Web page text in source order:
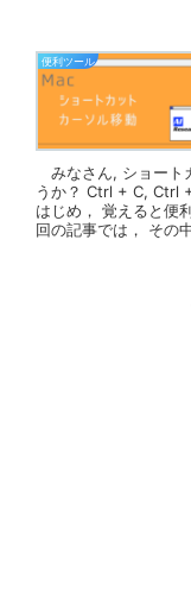
便利ツール
みなさん, ショート
うか？ Ctrl + C, Ctrl
はじめ， 覚えると便
回の記事では， その